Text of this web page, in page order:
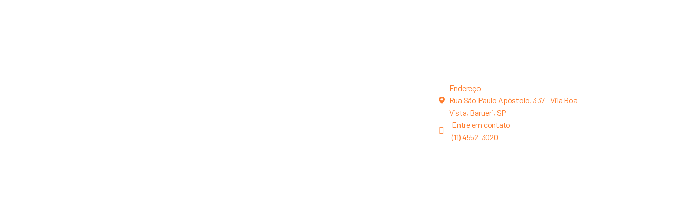
Endereço
Rua São Paulo Apóstolo, 337 - Vila Boa
Vista, Barueri, SP
Entre em contato
(11) 4552-3020